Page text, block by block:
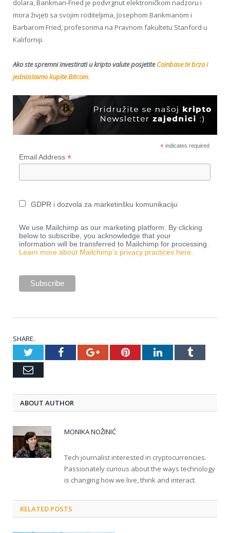
dolara, Bankman-Fried je podvrgnut elektroničkom nadzoru i
mora živjeti sa svojim roditeljima, Josephom Bankmanom i
Barbarom Fried, profesorima na Pravnom fakultetu Stanford u
Kaliforniji.
Ako ste spremni investirati u kripto valute posjetiteCoinbase te brzo i
jednostavno kupite Bitcoin.
*indicates required
Email Address *
GDPR i dozvola za marketinšku komunikaciju
We use Mailchimp as our marketing platform. By clicking
below to subscribe, you acknowledge that your
information will be transferred to Mailchimp for processing.
Learn more about Mailchimp’s privacy practices here.
SHARE.
TwitterFacebookGoogle+PinterestLinkedInTumblr
Email
ABOUT AUTHOR
MONIKA NOŽINIĆ
Tech journalist interested in cryptocurrencies.
Passionately curious about the ways technology
is changing how we live, think and interact.
RELATED POSTS